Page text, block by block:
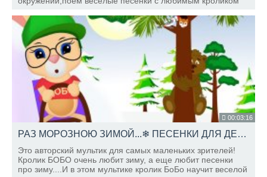
00:03:16
РАЗ МОРОЗНОЮ ЗИМОЙ...❄ ПЕСЕНКИ ДЛЯ ДЕТЕЙ Школа Кролика БОБО Развивающие мультики
Это авторский мультик для самых маленьких зрителей!
Кролик БОБО очень любит зиму, а еще любит песенки
про зиму....И в этом мультике кролик БоБо научит веселой